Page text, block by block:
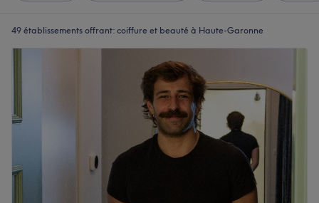
49 établissements offrant: coiffure et beauté à Haute-Garonne